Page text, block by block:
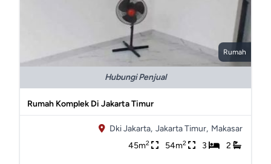
Rumah
Hubungi Penjual
Rumah Komplek Di Jakarta Timur
Dki Jakarta, Jakarta Timur, Makasar
45m2 54m2 3 2